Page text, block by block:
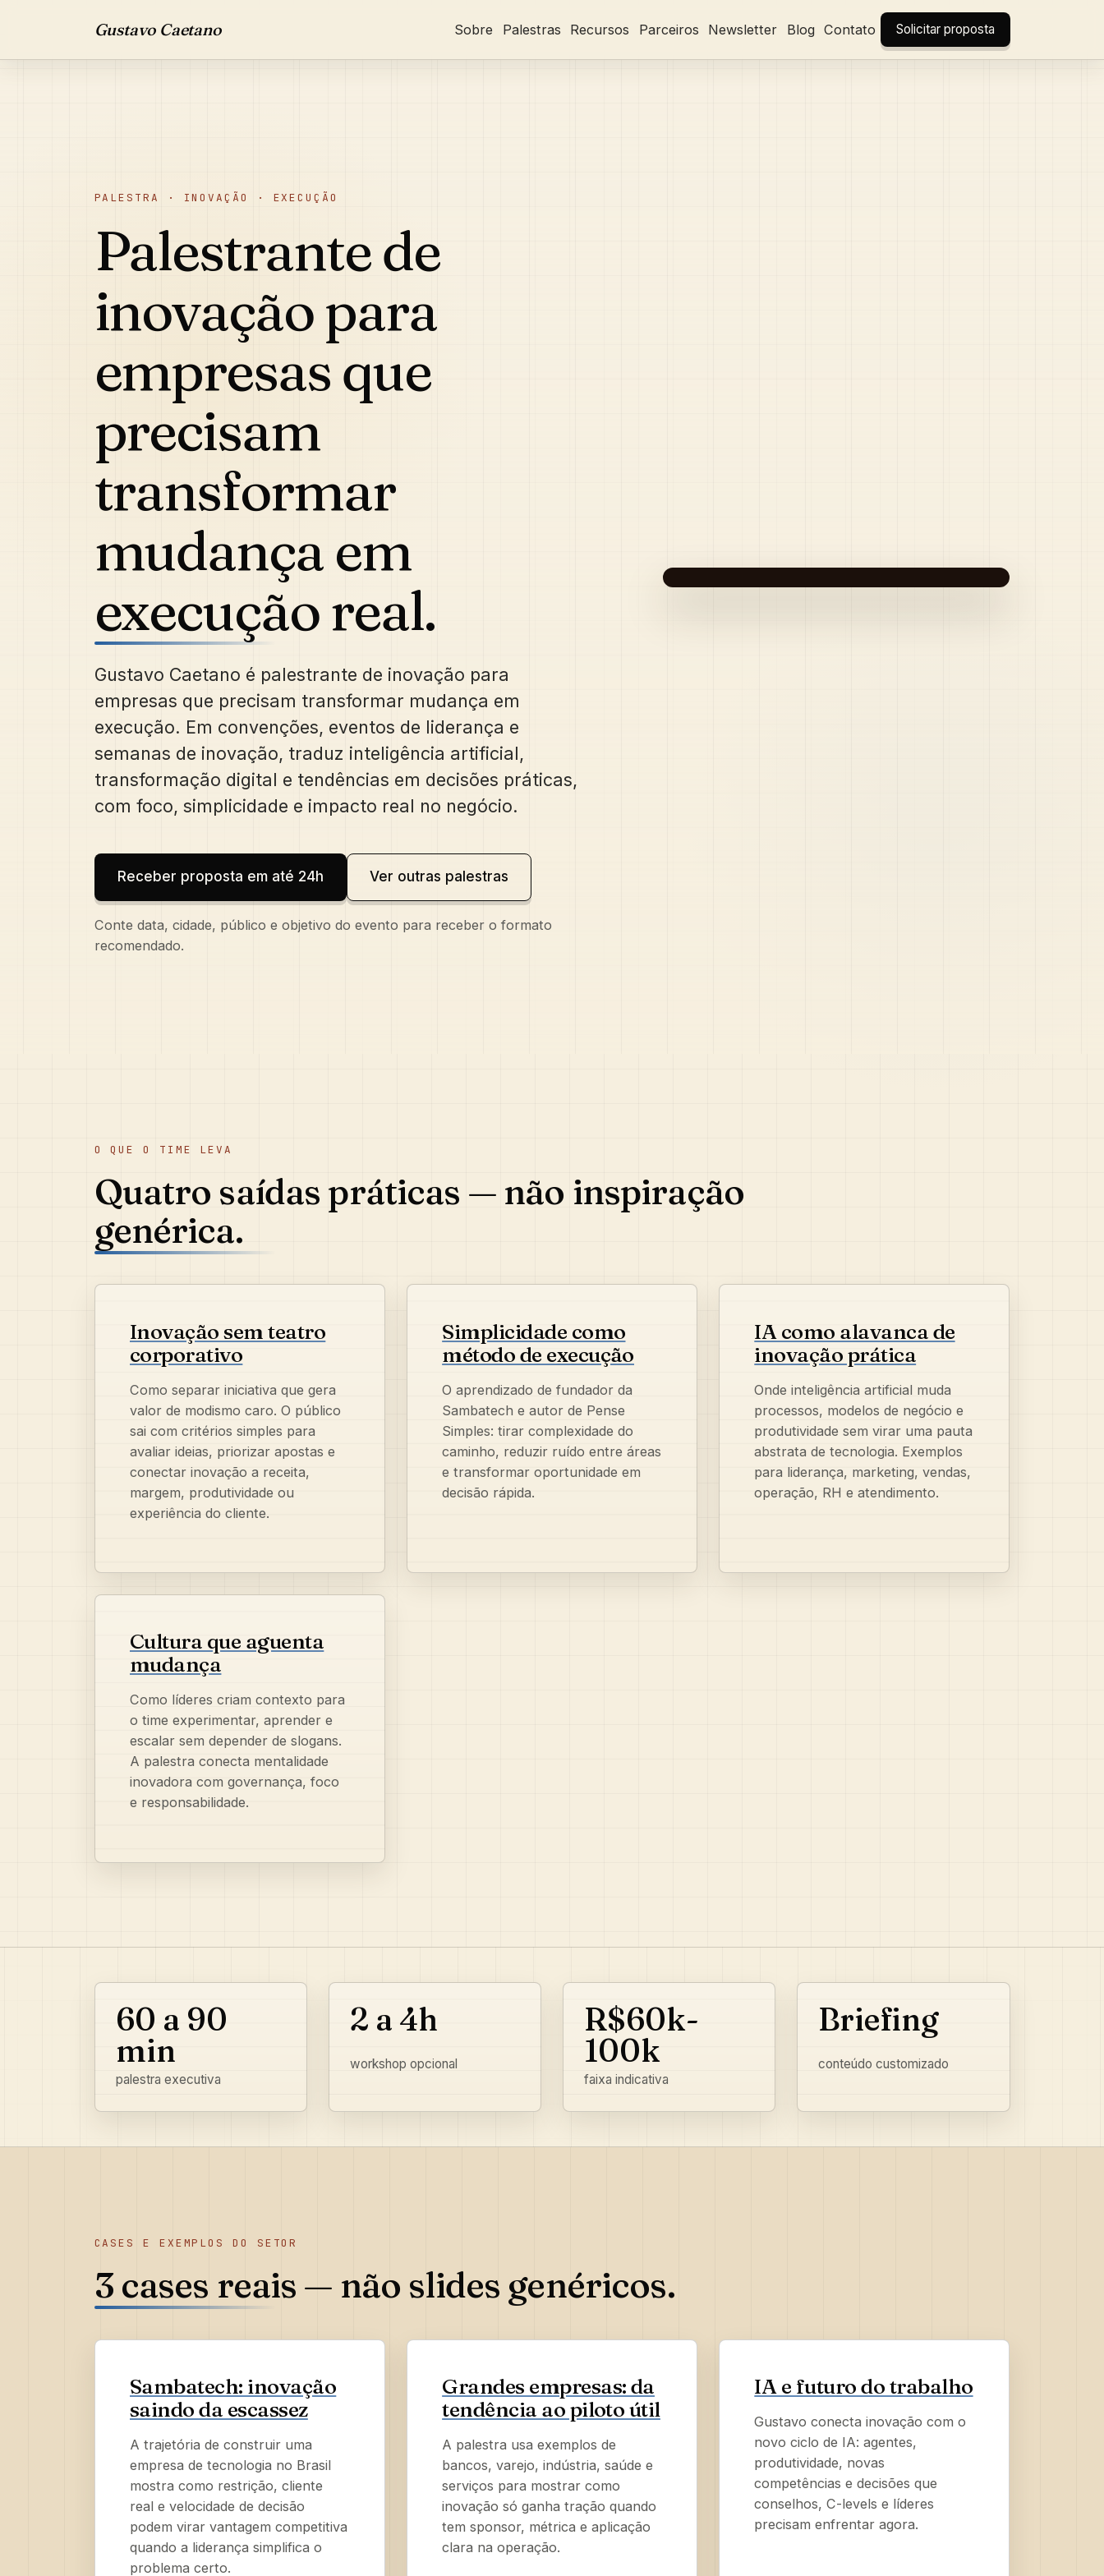
Gustavo Caetano Sobre Palestras Recursos Parceiros Newsletter Blog Contato Solicitar proposta
PALESTRA · INOVAÇÃO · EXECUÇÃO
Palestrante de
inovação para
empresas que
precisam
transformar
mudança em
execução real.
Gustavo Caetano é palestrante de inovação para
empresas que precisam transformar mudança em
execução. Em convenções, eventos de liderança e
semanas de inovação, traduz inteligência artificial,
transformação digital e tendências em decisões práticas,
com foco, simplicidade e impacto real no negócio.
Receber proposta em até 24h Ver outras palestras
Conte data, cidade, público e objetivo do evento para receber o formato
recomendado.
O QUE O TIME LEVA
Quatro saídas práticas — não inspiração
genérica.
Inovação sem teatro
corporativo
Como separar iniciativa que gera
valor de modismo caro. O público
sai com critérios simples para
avaliar ideias, priorizar apostas e
conectar inovação a receita,
margem, produtividade ou
experiência do cliente.
Simplicidade como
método de execução
O aprendizado de fundador da
Sambatech e autor de Pense
Simples: tirar complexidade do
caminho, reduzir ruído entre áreas
e transformar oportunidade em
decisão rápida.
IA como alavanca de
inovação prática
Onde inteligência artificial muda
processos, modelos de negócio e
produtividade sem virar uma pauta
abstrata de tecnologia. Exemplos
para liderança, marketing, vendas,
operação, RH e atendimento.
Cultura que aguenta
mudança
Como líderes criam contexto para
o time experimentar, aprender e
escalar sem depender de slogans.
A palestra conecta mentalidade
inovadora com governança, foco
e responsabilidade.
60 a 90
min
palestra executiva
2 a 4h
workshop opcional
R$60k-
100k
faixa indicativa
Briefing
conteúdo customizado
CASES E EXEMPLOS DO SETOR
3 cases reais — não slides genéricos.
Sambatech: inovação
saindo da escassez
A trajetória de construir uma
empresa de tecnologia no Brasil
mostra como restrição, cliente
real e velocidade de decisão
podem virar vantagem competitiva
quando a liderança simplifica o
problema certo.
Grandes empresas: da
tendência ao piloto útil
A palestra usa exemplos de
bancos, varejo, indústria, saúde e
serviços para mostrar como
inovação só ganha tração quando
tem sponsor, métrica e aplicação
clara na operação.
IA e futuro do trabalho
Gustavo conecta inovação com o
novo ciclo de IA: agentes,
produtividade, novas
competências e decisões que
conselhos, C-levels e líderes
precisam enfrentar agora.